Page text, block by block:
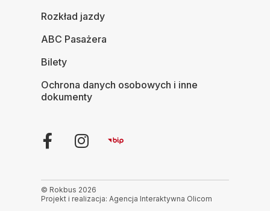
Rozkład jazdy
ABC Pasażera
Bilety
Ochrona danych osobowych i inne
dokumenty
© Rokbus 2026
Projekt i realizacja: Agencja Interaktywna Olicom